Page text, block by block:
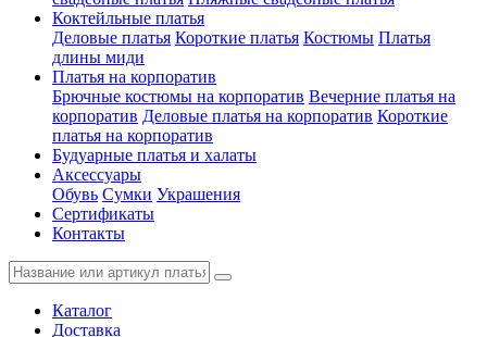
Коктейльные платья
Деловые платья Короткие платья Костюмы Платья
длины миди
Платья на корпоратив
Брючные костюмы на корпоратив Вечерние платья на
корпоратив Деловые платья на корпоратив Короткие
платья на корпоратив
Будуарные платья и халаты
Аксессуары
Обувь Сумки Украшения
Сертификаты
Контакты
Каталог
Доставка